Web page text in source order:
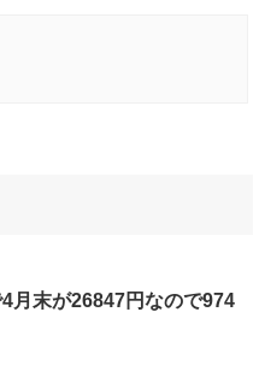
月末が26847円なので974